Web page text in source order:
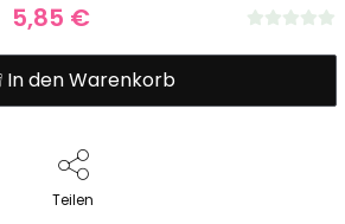
5,85 €
In den Warenkorb
Teilen